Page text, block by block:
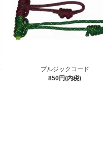
プルジックコード
850円(内税)